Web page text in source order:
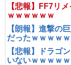
【悲報】FF7リ
ｗｗｗｗｗｗ
【朗報】進撃の
だったｗｗｗｗ
【悲報】ドラゴ
いないｗｗｗｗ